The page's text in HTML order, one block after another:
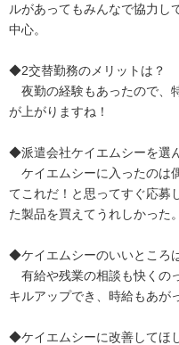
ルがあってもみんなで協力し
中心。
◆2交替勤務のメリットは？
夜勤の経験もあったので、
が上がりますね！
◆派遣会社ケイエムシーを選
ケイエムシーに入ったのは
てこれだ！と思ってすぐ応募
た製品を買えてうれしかった。
◆ケイエムシーのいいところ
有給や残業の相談も快くの
キルアップでき、時給もあが
◆ケイエムシーに改善してほ